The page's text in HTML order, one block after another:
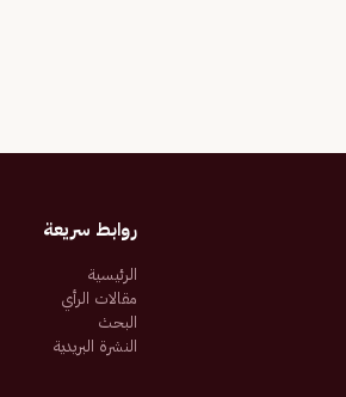
روابط سريعة
الرئيسية
مقالات الرأي
البحث
النشرة البريدية